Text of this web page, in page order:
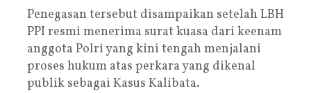
Penegasan tersebut disampaikan setelah LBH
PPI resmi menerima surat kuasa dari keenam
anggota Polri yang kini tengah menjalani
proses hukum atas perkara yang dikenal
publik sebagai Kasus Kalibata.